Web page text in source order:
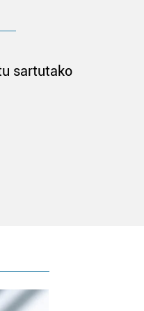
sartutako